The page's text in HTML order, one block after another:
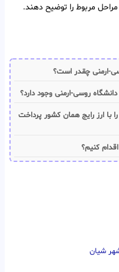
مربوط را توضیح دهند.
ارمنی چقدر است؟
روسی-ارمنی وجود دارد؟
با ارز رایج همان کشور پرداخت
کنیم؟
شیان